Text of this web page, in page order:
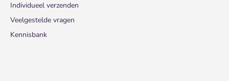
Individueel verzenden
Veelgestelde vragen
Kennisbank